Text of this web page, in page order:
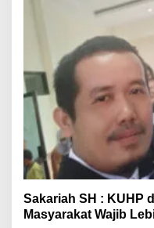
Sakariah SH : KUHP
Masyarakat Wajib